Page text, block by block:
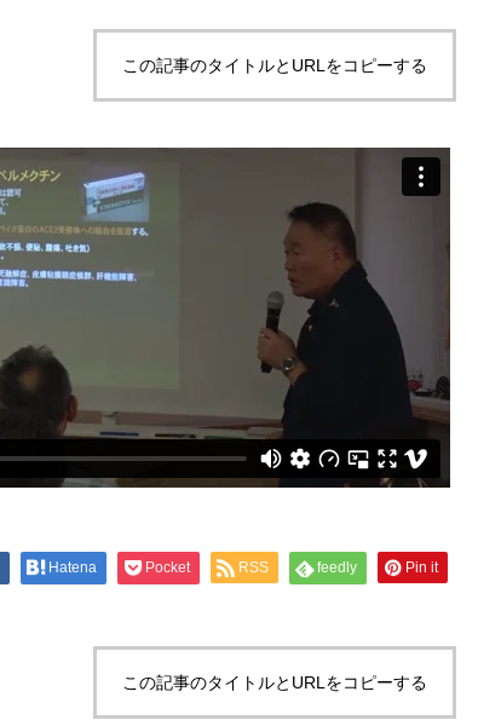
この記事のタイトルとURLをコピーする
Hatena Pocket RSS feedly Pin it
この記事のタイトルとURLをコピーする